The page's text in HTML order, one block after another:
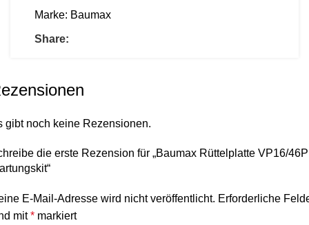
Marke: Baumax
Share:
gibt noch keine Rezensionen.
die erste Rezension für „Baumax Rüttelplatte VP16/
E-Mail-Adresse wird nicht veröffentlicht. Erforderliche
mit* markiert